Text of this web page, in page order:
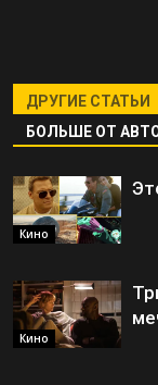
ДРУГИЕ СТАТЬИ
БОЛЬШЕ ОТ
Кино
Кино